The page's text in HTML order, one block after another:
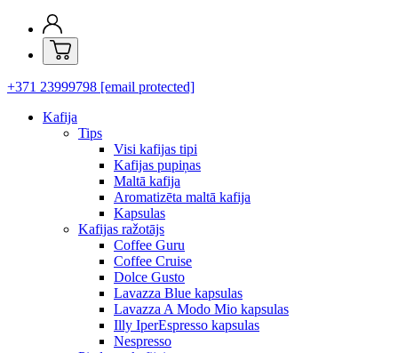
+371 23999798 [email protected]
Kafija
Tips
Visi kafijas tipi
Kafijas pupiņas
Maltā kafija
Aromatizēta maltā kafija
Kapsulas
Kafijas ražotājs
Coffee Guru
Coffee Cruise
Dolce Gusto
Lavazza Blue kapsulas
Lavazza A Modo Mio kapsulas
Illy IperEspresso kapsulas
Nespresso